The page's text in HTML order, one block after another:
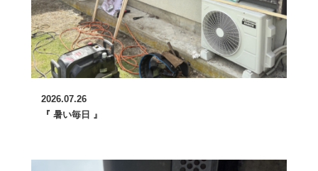
2026.07.26
『 暑い毎日 』